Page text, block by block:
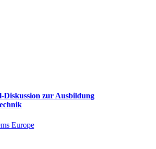
Diskussion zur Ausbildung